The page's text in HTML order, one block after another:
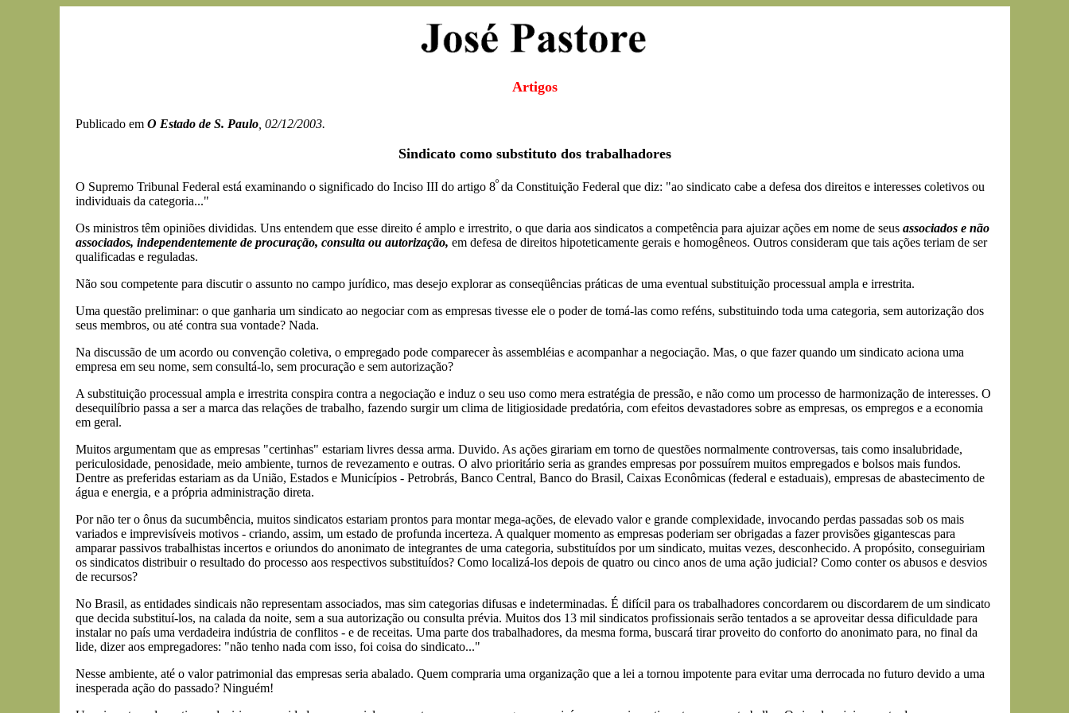
Artigos
Publicado em O Estado de S. Paulo, 02/12/2003.
Sindicato como substituto dos trabalhadores
O Supremo Tribunal Federal está examinando o significado do Inciso III do artigo 8º da Constituição Federal que diz: "ao sindicato cabe a defesa dos direitos e interesses coletivos ou
individuais da categoria..."
Os ministros têm opiniões divididas. Uns entendem que esse direito é amplo e irrestrito, o que daria aos sindicatos a competência para ajuizar ações em nome de seus associados e não
associados, independentemente de procuração, consulta ou autorização, em defesa de direitos hipoteticamente gerais e homogêneos. Outros consideram que tais ações teriam de ser
qualificadas e reguladas.
Não sou competente para discutir o assunto no campo jurídico, mas desejo explorar as conseqüências práticas de uma eventual substituição processual ampla e irrestrita.
Uma questão preliminar: o que ganharia um sindicato ao negociar com as empresas tivesse ele o poder de tomá-las como reféns, substituindo toda uma categoria, sem autorização dos
seus membros, ou até contra sua vontade? Nada.
Na discussão de um acordo ou convenção coletiva, o empregado pode comparecer às assembléias e acompanhar a negociação. Mas, o que fazer quando um sindicato aciona uma
empresa em seu nome, sem consultá-lo, sem procuração e sem autorização?
A substituição processual ampla e irrestrita conspira contra a negociação e induz o seu uso como mera estratégia de pressão, e não como um processo de harmonização de interesses. O
desequilíbrio passa a ser a marca das relações de trabalho, fazendo surgir um clima de litigiosidade predatória, com efeitos devastadores sobre as empresas, os empregos e a economia
em geral.
Muitos argumentam que as empresas "certinhas" estariam livres dessa arma. Duvido. As ações girariam em torno de questões normalmente controversas, tais como insalubridade,
periculosidade, penosidade, meio ambiente, turnos de revezamento e outras. O alvo prioritário seria as grandes empresas por possuírem muitos empregados e bolsos mais fundos.
Dentre as preferidas estariam as da União, Estados e Municípios - Petrobrás, Banco Central, Banco do Brasil, Caixas Econômicas (federal e estaduais), empresas de abastecimento de
água e energia, e a própria administração direta.
Por não ter o ônus da sucumbência, muitos sindicatos estariam prontos para montar mega-ações, de elevado valor e grande complexidade, invocando perdas passadas sob os mais
variados e imprevisíveis motivos - criando, assim, um estado de profunda incerteza. A qualquer momento as empresas poderiam ser obrigadas a fazer provisões gigantescas para
amparar passivos trabalhistas incertos e oriundos do anonimato de integrantes de uma categoria, substituídos por um sindicato, muitas vezes, desconhecido. A propósito, conseguiriam
os sindicatos distribuir o resultado do processo aos respectivos substituídos? Como localizá-los depois de quatro ou cinco anos de uma ação judicial? Como conter os abusos e desvios
de recursos?
No Brasil, as entidades sindicais não representam associados, mas sim categorias difusas e indeterminadas. É difícil para os trabalhadores concordarem ou discordarem de um sindicato
que decida substituí-los, na calada da noite, sem a sua autorização ou consulta prévia. Muitos dos 13 mil sindicatos profissionais serão tentados a se aproveitar dessa dificuldade para
instalar no país uma verdadeira indústria de conflitos - e de receitas. Uma parte dos trabalhadores, da mesma forma, buscará tirar proveito do conforto do anonimato para, no final da
lide, dizer aos empregadores: "não tenho nada com isso, foi coisa do sindicato..."
Nesse ambiente, até o valor patrimonial das empresas seria abalado. Quem compraria uma organização que a lei a tornou impotente para evitar uma derrocada no futuro devido a uma
inesperada ação do passado? Ninguém!